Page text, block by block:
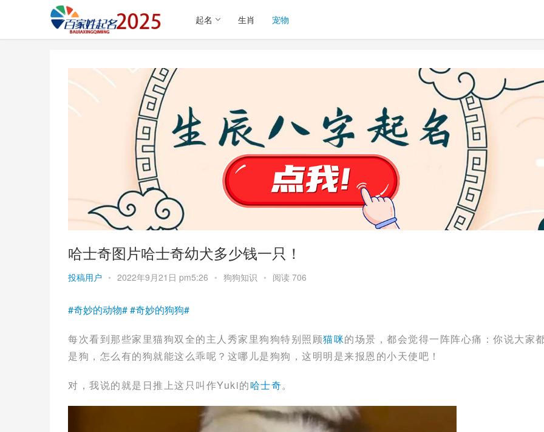
起名 生肖 宠物
哈士奇图片哈士奇幼犬多少钱一只！
投稿用户 • 2022年9月21日 pm5:26 • 狗狗知识 • 阅读 706
#奇妙的动物##奇妙的狗狗#
每次看到那些家里猫狗双全的主人秀家里狗狗特别照顾猫咪的场景，都会觉得一阵阵心痛：你说大家
是狗，怎么有的狗就能这么乖呢？这哪儿是狗狗，这明明是来报恩的小天使吧！
对，我说的就是日推上这只叫作Yuki的哈士奇。